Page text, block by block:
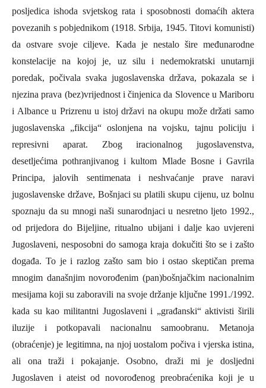
posljedica ishoda svjetskog rata i sposobnosti domaćih aktera
povezanih s pobjednikom (1918. Srbija, 1945. Titovi komunisti)
da ostvare svoje ciljeve. Kada je nestalo šire međunarodne
konstelacije na kojoj je, uz silu i nedemokratski unutarnji
poredak, počivala svaka jugoslavenska država, pokazala se i
njezina prava (bez)vrijednost i činjenica da Slovence u Mariboru
i Albance u Prizrenu u istoj državi na okupu može držati samo
jugoslavenska „fikcija“ oslonjena na vojsku, tajnu policiju i
represivni aparat. Zbog iracionalnog jugoslavenstva,
desetljećima pothranjivanog i kultom Mlade Bosne i Gavrila
Principa, jalovih sentimenata i neshvaćanje prave naravi
jugoslavenske države, Bošnjaci su platili skupu cijenu, uz bolnu
spoznaju da su mnogi naši sunarodnjaci u nesretno ljeto 1992.,
od prijedora do Bijeljine, ritualno ubijani i dalje kao uvjereni
Jugoslaveni, nesposobni do samoga kraja dokučiti što se i zašto
događa. To je i razlog zašto sam bio i ostao skeptičan prema
mnogim današnjim novorođenim (pan)bošnjačkim nacionalnim
mesijama koji su zaboravili na svoje držanje ključne 1991./1992.
kada su kao militantni Jugoslaveni i „građanski“ aktivisti širili
iluzije i potkopavali nacionalnu samoobranu. Metanoja
(obraćenje) je legitimna, na njoj uostalom počiva i vjerska istina,
ali ona traži i pokajanje. Osobno, draži mi je dosljedni
Jugoslaven i ateist od novorođenog preobraćenika koji je u